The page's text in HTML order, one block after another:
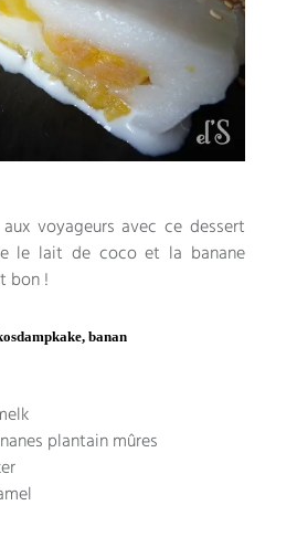
voyageurs avec ce dessert
le lait de coco et la banane
bon!
banan
plantain mûres